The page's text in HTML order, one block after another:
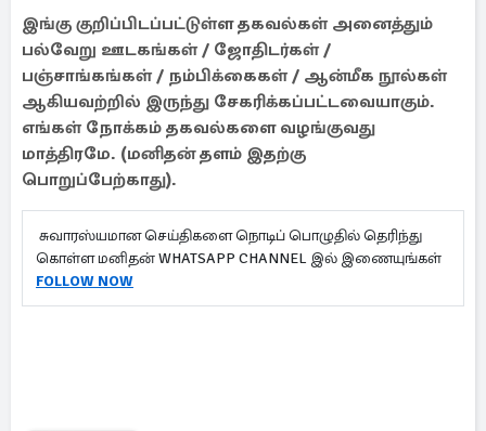
இங்கு குறிப்பிடப்பட்டுள்ள தகவல்கள் அனைத்தும்
பல்வேறு ஊடகங்கள் / ஜோதிடர்கள் /
பஞ்சாங்கங்கள் / நம்பிக்கைகள் / ஆன்மீக நூல்கள்
ஆகியவற்றில் இருந்து சேகரிக்கப்பட்டவையாகும்.
எங்கள் நோக்கம் தகவல்களை வழங்குவது
மாத்திரமே. (மனிதன் தளம் இதற்கு
பொறுப்பேற்காது).
சுவாரஸ்யமான செய்திகளை நொடிப் பொழுதில் தெரிந்து
கொள்ள மனிதன் WHATSAPP CHANNEL இல் இணையுங்கள்
FOLLOW NOW